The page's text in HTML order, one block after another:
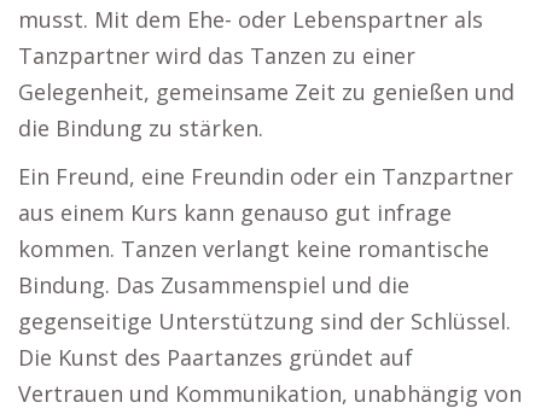
musst. Mit dem Ehe- oder Lebenspartner als
Tanzpartner wird das Tanzen zu einer
Gelegenheit, gemeinsame Zeit zu genießen und
die Bindung zu stärken.
Ein Freund, eine Freundin oder ein Tanzpartner
aus einem Kurs kann genauso gut infrage
kommen. Tanzen verlangt keine romantische
Bindung. Das Zusammenspiel und die
gegenseitige Unterstützung sind der Schlüssel.
Die Kunst des Paartanzes gründet auf
Vertrauen und Kommunikation, unabhängig von